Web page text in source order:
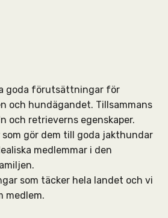
goda förutsättningar för
och hundägandet. Tillsammans
och retrieverns egenskaper.
gör dem till goda jakthundar
medlemmar i den
som täcker hela landet och vi
medlem.